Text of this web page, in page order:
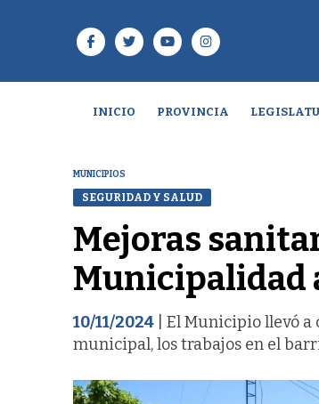
INICIO PROVINCIA
MUNICIPIOS
SEGURIDAD Y SALUD
Mejoras
Municipalidad
10/11/2024 | El Municipio llevó
municipal, los trabajos en el